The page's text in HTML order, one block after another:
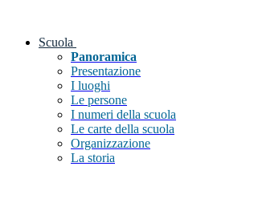
Scuola
Panoramica
Presentazione
I luoghi
Le persone
I numeri della scuola
Le carte della scuola
Organizzazione
La storia